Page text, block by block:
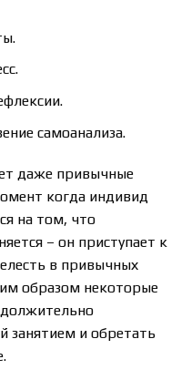
самоанализа.
даже привычные
когда индивид
на том, что
– он приступает к
в привычных
образом некоторые
занятием и обретать